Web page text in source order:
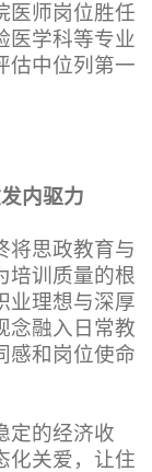
医师岗位胜任
医学科等专业
估中位列第一
内驱力
将思政教育与
培训质量的根
业理想与深厚
念融入日常教
感和岗位使命
定的经济收
化关爱，让住